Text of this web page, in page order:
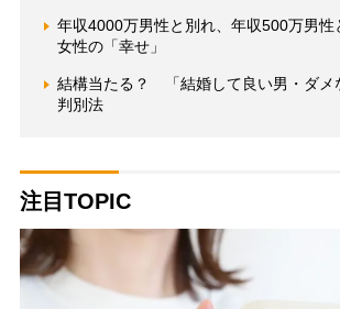
年収4000万男性と別れ、年収500万男性
女性の「幸せ」
結構当たる？ 「結婚して良い男・ダメ
判別法
注目TOPIC